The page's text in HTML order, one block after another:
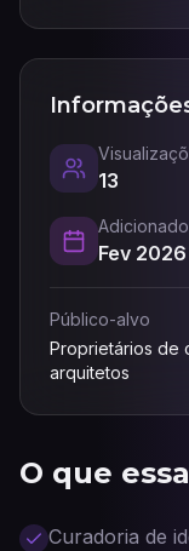
O que
Curadoria de
13
Fev 2026
Público-alvo
Proprietários de
arquitetos